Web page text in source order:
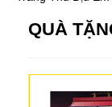
QUÀ